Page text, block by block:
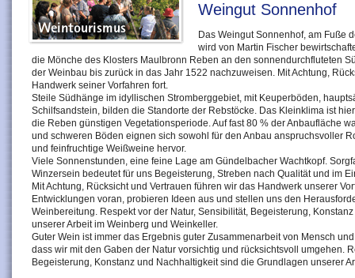
Weingut Sonnenhof
Das Weingut Sonnenhof, am Fuße
wird von Martin Fischer
die Mönche des Klosters Maulbronn Reben an den sonnendurchfluteten
der Weinbau bis zurück in das Jahr 1522 nachzuweisen. Mit Achtung,
Handwerk seiner Vorfahren fort.
Steile Südhänge im idyllischen Stromberggebiet, mit Keuperböden,
Schilfsandstein, bilden die Standorte der Rebstöcke. Das Kleinklima ist
die Reben günstigen Vegetationsperiode. Auf fast 80 % der Anbaufläche
und schweren Böden eignen sich sowohl für den Anbau anspruchsvoller
und feinfruchtige Weißweine hervor.
Viele Sonnenstunden, eine feine Lage am Gündelbacher Wachtkopf.
Winzersein bedeutet für uns Begeisterung, Streben nach Qualität und im
Mit Achtung, Rücksicht und Vertrauen führen wir das Handwerk unserer
Entwicklungen voran, probieren Ideen aus und stellen uns den
Weinbereitung. Respekt vor der Natur, Sensibilität, Begeisterung,
unserer Arbeit im Weinberg und Weinkeller.
Guter Wein ist immer das Ergebnis guter Zusammenarbeit von Mensch
dass wir mit den Gaben der Natur vorsichtig und rücksichtsvoll umgehen.
Begeisterung, Konstanz und Nachhaltigkeit sind die Grundlagen unserer